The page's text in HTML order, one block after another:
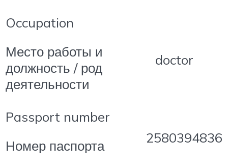
Occupation
Место работы и
должность / род
деятельности
doctor
Passport number
Номер паспорта
2580394836